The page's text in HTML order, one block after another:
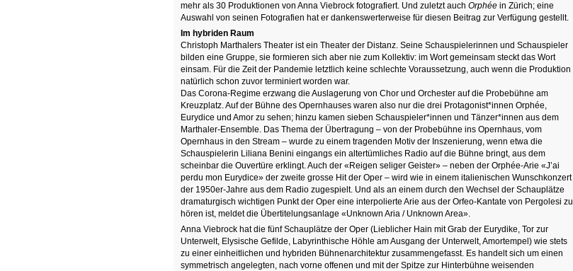
mehr als 30 Produktionen von Anna Viebrock fotografiert. Und zuletzt auch Orphée in Zürich; eine
Auswahl von seinen Fotografien hat er dankenswerterweise für diesen Beitrag zur Verfügung gestellt.
Im hybriden Raum
Christoph Marthalers Theater ist ein Theater der Distanz. Seine Schauspielerinnen und Schauspieler
bilden eine Gruppe, sie formieren sich aber nie zum Kollektiv: im Wort gemeinsam steckt das Wort
einsam. Für die Zeit der Pandemie letztlich keine schlechte Voraussetzung, auch wenn die Produktion
natürlich schon zuvor terminiert worden war.
Das Corona-Regime erzwang die Auslagerung von Chor und Orchester auf die Probebühne am
Kreuzplatz. Auf der Bühne des Opernhauses waren also nur die drei Protagonist*innen Orphée,
Eurydice und Amor zu sehen; hinzu kamen sieben Schauspieler*innen und Tänzer*innen aus dem
Marthaler-Ensemble. Das Thema der Übertragung – von der Probebühne ins Opernhaus, vom
Opernhaus in den Stream – wurde zu einem tragenden Motiv der Inszenierung, wenn etwa die
Schauspielerin Liliana Benini eingangs ein altertümliches Radio auf die Bühne bringt, aus dem
scheinbar die Ouvertüre erklingt. Auch der «Reigen seliger Geister» – neben der Orphée-Arie «J’ai
perdu mon Eurydice» der zweite grosse Hit der Oper – wird wie in einem italienischen Wunschkonzert
der 1950er-Jahre aus dem Radio zugespielt. Und als an einem durch den Wechsel der Schauplätze
dramaturgisch wichtigen Punkt der Oper eine interpolierte Arie aus der Orfeo-Kantate von Pergolesi zu
hören ist, meldet die Übertitelungsanlage «Unknown Aria / Unknown Area».
Anna Viebrock hat die fünf Schauplätze der Oper (Lieblicher Hain mit Grab der Eurydike, Tor zur
Unterwelt, Elysische Gefilde, Labyrinthische Höhle am Ausgang der Unterwelt, Amortempel) wie stets
zu einer einheitlichen und hybriden Bühnenarchitektur zusammengefasst. Es handelt sich um einen
symmetrisch angelegten, nach vorne offenen und mit der Spitze zur Hinterbühne weisenden